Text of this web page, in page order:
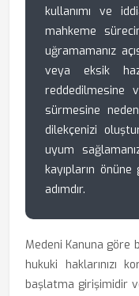
kullanımı ve
mahkeme
uğramamanız
veya eksik
reddedilmesine
sürmesine
dilekçenizi
uyum
kayıpların
adımdır.
Medeni Kanuna göre
hukuki haklarınızı
başlatma girişimidir